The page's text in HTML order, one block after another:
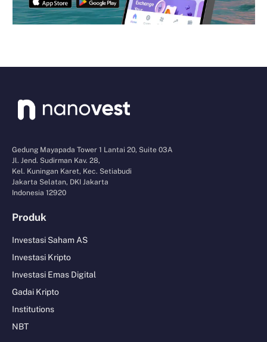
Gedung Mayapada Tower 1 Lantai 20, Suite 03A
Jl. Jend. Sudirman Kav. 28,
Kel. Kuningan Karet, Kec. Setiabudi
Jakarta Selatan, DKI Jakarta
Indonesia 12920
Produk
Investasi Saham AS
Investasi Kripto
Investasi Emas Digital
Gadai Kripto
Institutions
NBT